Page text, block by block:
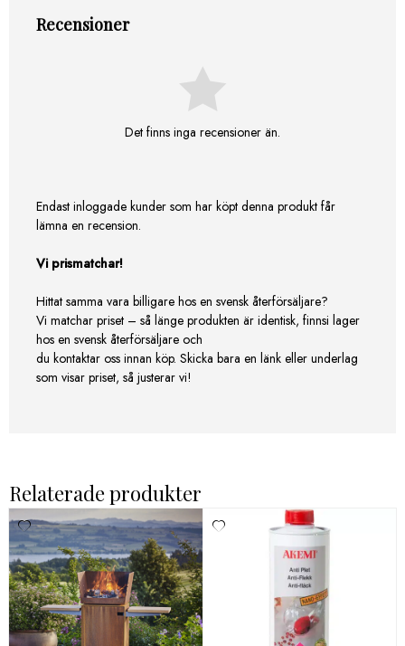
Recensioner
Det finns inga recensioner än.
Endast inloggade kunder som har köpt denna produkt får
lämna en recension.
Vi prismatchar!
Hittat samma vara billigare hos en svensk återförsäljare?
Vi matchar priset – så länge produkten är identisk, finnsi lager
hos en svensk återförsäljare och
du kontaktar oss innan köp. Skicka bara en länk eller underlag
som visar priset, så justerar vi!
Relaterade produkter